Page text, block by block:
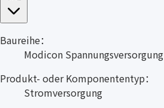
Baureihe：
Modicon Spannungsversorgung
Produkt- oder Komponententyp：
Stromversorgung